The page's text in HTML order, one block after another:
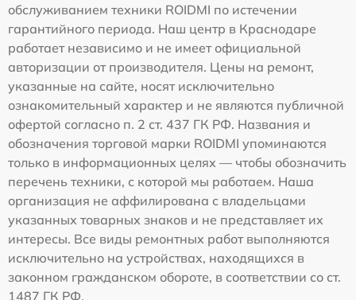
обслуживанием техники ROIDMI по истечении
гарантийного периода. Наш центр в Краснодаре
работает независимо и не имеет официальной
авторизации от производителя. Цены на ремонт,
указанные на сайте, носят исключительно
ознакомительный характер и не являются публичной
офертой согласно п. 2 ст. 437 ГК РФ. Названия и
обозначения торговой марки ROIDMI упоминаются
только в информационных целях — чтобы обозначить
перечень техники, с которой мы работаем. Наша
организация не аффилирована с владельцами
указанных товарных знаков и не представляет их
интересы. Все виды ремонтных работ выполняются
исключительно на устройствах, находящихся в
законном гражданском обороте, в соответствии со ст.
1487 ГК РФ.